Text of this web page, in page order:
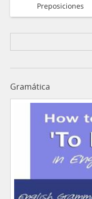
Preposiciones
Gramática